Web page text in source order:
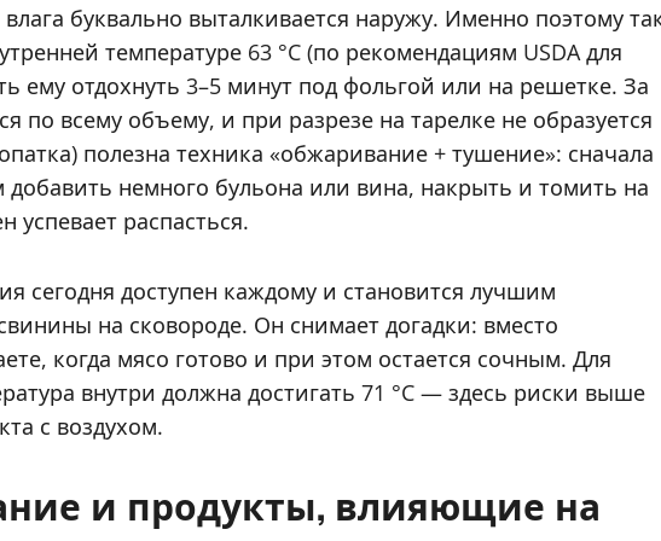
влага буквально выталкивается наружу. Именно поэтому
температуре 63 °C (по рекомендациям USDA для
ему отдохнуть 3–5 минут под фольгой или на решетке. За
по всему объему, и при разрезе на тарелке не образуется
полезна техника «обжаривание + тушение»: сначала
немного бульона или вина, накрыть и томить на
успевает распасться.
сегодня доступен каждому и становится лучшим
на сковороде. Он снимает догадки: вместо
когда мясо готово и при этом остается сочным. Для
внутри должна достигать 71 °C — здесь риски выше
с воздухом.
и продукты, влияющие на